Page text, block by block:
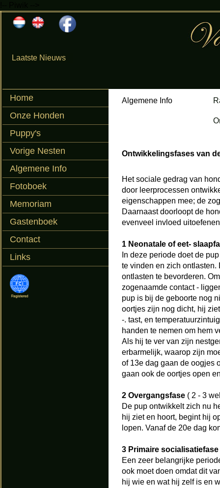
Laatste Nieuws
Home
Onze Honden
Puppy's
Vorige Nesten
Algemene Info
Fotoboek
Memoriam
Gastenboek
Contact
Links
Algemene Info
Ontwikkelingsfases van
Het sociale gedrag van
door leerprocessen
eigenschappen mee; de
Daarnaast doorloopt de
evenveel invloed
1 Neonatale of eet-
In deze periode doet de
te vinden en zich ontlasten.
ontlasten te bevorderen.
zogenaamde contact -
pup is bij de geboorte nog
oortjes zijn nog dicht, hij
-. tast, en
handen te nemen om hem
Als hij te ver van zijn
erbarmelijk, waarop zijn
of 13e dag gaan de oogjes
gaan ook de oortjes open
2 Overgangsfase ( 2 - 3
De pup ontwikkelt zich nu
hij ziet en hoort, begint hij
lopen. Vanaf de 20e dag
3 Primaire socialisatiefase
Een zeer belangrijke
ook moet doen omdat dit
hij wie en wat hij zelf is en